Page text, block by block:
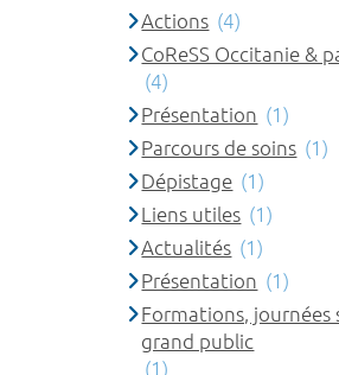
Actions (4)
CoReSS Occitanie &
(4)
Présentation (1)
Parcours de soins (1)
Dépistage (1)
Liens utiles (1)
Actualités (1)
Présentation (1)
Formations, journées
grand public
(1)